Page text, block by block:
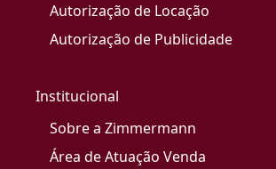
Autorização de Locação
Autorização de Publicidade
Institucional
Sobre a Zimmermann
Área de Atuação Venda